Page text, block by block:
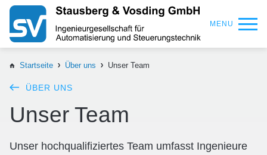
MENU
Startseite Über uns Unser Team
ÜBER UNS
Unser Team
Unser hochqualifiziertes Team umfasst Ingenieure